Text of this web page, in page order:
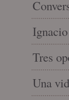
Tres
Una